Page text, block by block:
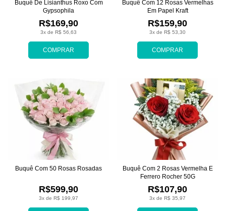
COMPRAR
3x de R$ 56,63
R$169,90
Buquê De Lisianthus Roxo Com
Gypsophila
COMPRAR
3x de R$ 53,30
R$159,90
Buquê Com 12 Rosas Vermelhas
Em Papel Kraft
3x de R$ 199,97
R$599,90
Buquê Com 50 Rosas Rosadas
3x de R$ 35,97
R$107,90
Buquê Com 2 Rosas Vermelha E
Ferrero Rocher 50G